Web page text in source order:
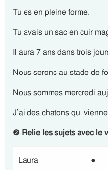
Tu es en pleine forme.
Tu avais un sac en cuir
Il aura 7 ans dans trois
Nous serons au stade de
Nous sommes mercredi
J’ai des chatons qui
❷ Relie les sujets avec le
Laura ●